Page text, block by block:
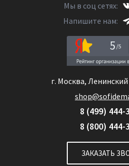
Мы в соц сетях:
Напишите нам:
5
г. Москва,
8 (499) 444-
8 (800) 444-
ЗАКАЗАТЬ